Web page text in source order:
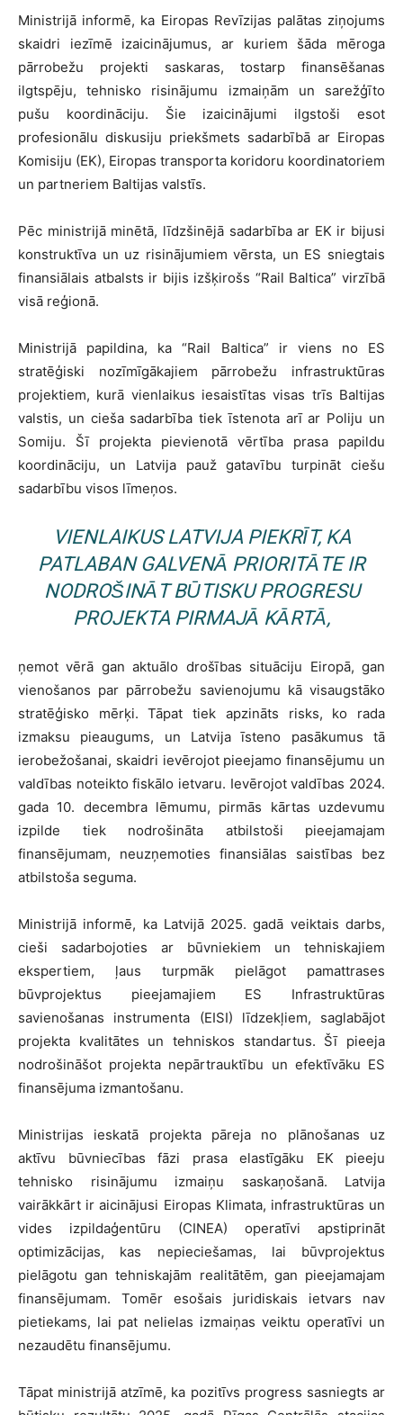
Ministrijā informē, ka Eiropas Revīzijas palātas ziņojums
skaidri iezīmē izaicinājumus, ar kuriem šāda mēroga
pārrobežu projekti saskaras, tostarp finansēšanas
ilgtspēju, tehnisko risinājumu izmaiņām un sarežģīto
pušu koordināciju. Šie izaicinājumi ilgstoši esot
profesionālu diskusiju priekšmets sadarbībā ar Eiropas
Komisiju (EK), Eiropas transporta koridoru koordinatoriem
un partneriem Baltijas valstīs.
Pēc ministrijā minētā, līdzšinējā sadarbība ar EK ir bijusi
konstruktīva un uz risinājumiem vērsta, un ES sniegtais
finansiālais atbalsts ir bijis izšķirošs “Rail Baltica” virzībā
visā reģionā.
Ministrijā papildina, ka “Rail Baltica” ir viens no ES
stratēģiski nozīmīgākajiem pārrobežu infrastruktūras
projektiem, kurā vienlaikus iesaistītas visas trīs Baltijas
valstis, un cieša sadarbība tiek īstenota arī ar Poliju un
Somiju. Šī projekta pievienotā vērtība prasa papildu
koordināciju, un Latvija pauž gatavību turpināt ciešu
sadarbību visos līmeņos.
VIENLAIKUS LATVIJA PIEKRĪT, KA
PATLABAN GALVENĀ PRIORITĀTE IR
NODROŠINĀT BŪTISKU PROGRESU
PROJEKTA PIRMAJĀ KĀRTĀ,
ņemot vērā gan aktuālo drošības situāciju Eiropā, gan
vienošanos par pārrobežu savienojumu kā visaugstāko
stratēģisko mērķi. Tāpat tiek apzināts risks, ko rada
izmaksu pieaugums, un Latvija īsteno pasākumus tā
ierobežošanai, skaidri ievērojot pieejamo finansējumu un
valdības noteikto fiskālo ietvaru. Ievērojot valdības 2024.
gada 10. decembra lēmumu, pirmās kārtas uzdevumu
izpilde tiek nodrošināta atbilstoši pieejamajam
finansējumam, neuzņemoties finansiālas saistības bez
atbilstoša seguma.
Ministrijā informē, ka Latvijā 2025. gadā veiktais darbs,
cieši sadarbojoties ar būvniekiem un tehniskajiem
ekspertiem, ļaus turpmāk pielāgot pamattrases
būvprojektus pieejamajiem ES Infrastruktūras
savienošanas instrumenta (EISI) līdzekļiem, saglabājot
projekta kvalitātes un tehniskos standartus. Šī pieeja
nodrošināšot projekta nepārtrauktību un efektīvāku ES
finansējuma izmantošanu.
Ministrijas ieskatā projekta pāreja no plānošanas uz
aktīvu būvniecības fāzi prasa elastīgāku EK pieeju
tehnisko risinājumu izmaiņu saskaņošanā. Latvija
vairākkārt ir aicinājusi Eiropas Klimata, infrastruktūras un
vides izpildaģentūru (CINEA) operatīvi apstiprināt
optimizācijas, kas nepieciešamas, lai būvprojektus
pielāgotu gan tehniskajām realitātēm, gan pieejamajam
finansējumam. Tomēr esošais juridiskais ietvars nav
pietiekams, lai pat nelielas izmaiņas veiktu operatīvi un
nezaudētu finansējumu.
Tāpat ministrijā atzīmē, ka pozitīvs progress sasniegts ar